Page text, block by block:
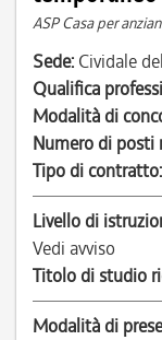
ASP Casa per
Sede: Cividale
Qualifica
Modalità di
Numero di posti
Tipo di contratto:
Livello di
Vedi avviso
Titolo di studio
Modalità di